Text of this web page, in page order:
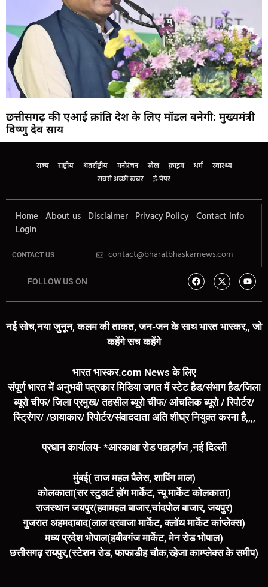
छत्तीसगढ़ की एआई क्रांति देश के लिए मॉडल बनेगी: मुख्यमंत्री
विष्णु देव साय
राज्य राष्ट्रीय अंतर्राष्ट्रीय मनोरंजन खेल क्राइम धर्म
स्वास्थ्य
सबसे अच्छी खबर
ई-पेपर
Home About us Disclaimer Privacy Policy Contact Info
Login
CONTACT US contact@bharatbhaskarnews.com
FOLLOW US ON
नई सोच,नया जुनून, कलम की ताकत, जन-जन के साथ भारत भास्कर,, जो
कहेंगे सच कहेंगे
भारत भास्कर.com News के लिए
संपूर्ण भारत में अनुभवी पत्रकार मिडिया जगत में स्टेट हैड/संभाग हैड/जिला
ब्यूरो चीफ/ जिला प्रमुख/ तहसील ब्यूरो चीफ/ आंचलिक ब्यूरो / रिपोर्टर/
स्ट्रिंगर/ /छायाकार/ रिपोर्टर/संवाददाता अति शीघ्र नियुक्त करना है,,,,
प्रधान कार्यालय- *आरकाक्षा रोड पहाड़गंज ,नई दिल्ली
मुंबई( ताज महल पैलेस, शापिंग माल)
कोलकाता(सर स्टुअर्ट हॉग मार्केट, न्यू मार्केट कोलकाता)
राजस्थान जयपुर(हवामहल बाजार,चांदपोल बाजार, जयपुर)
गुजरात अहमदाबाद(लाल दरवाजा मार्केट, क्लॉथ मार्केट कांप्लेक्स)
मध्य प्रदेश भोपाल(हबीबगंज मार्केट, मेन रोड भोपाल)
छत्तीसगढ़ रायपुर,(स्टेशन रोड, फाफाडीह चौक,रहेजा काम्प्लेक्स के समीप)